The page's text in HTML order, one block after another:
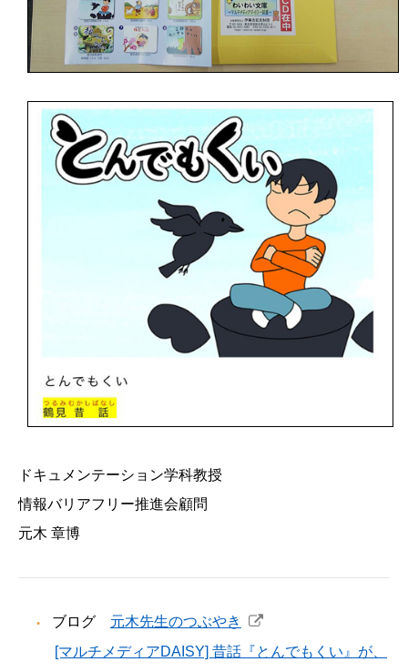
ドキュメンテーション学科教授
情報バリアフリー推進会顧問
元木 章博
ブログ 元木先生のつぶやき
[マルチメディアDAISY] 昔話『とんでもくい』が、